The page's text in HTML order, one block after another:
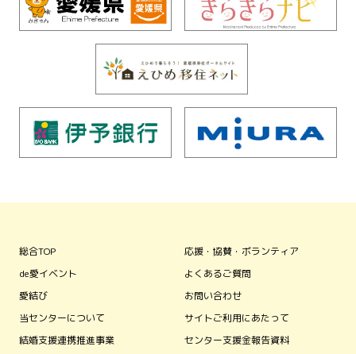
総合TOP
de愛イベント
愛結び
当センターについて
結婚支援連携推進事業
応援・協賛・ボランティア
よくあるご質問
お問い合わせ
サイトご利用にあたって
センター支援金報告資料